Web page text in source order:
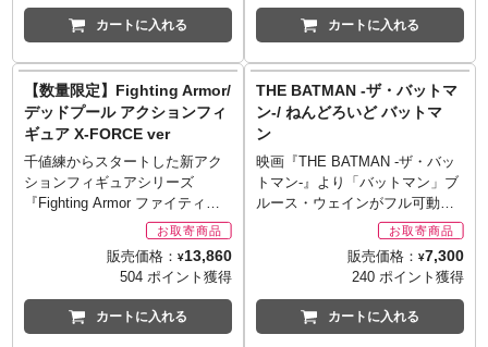
トランスルーセントソード
グリップハンド x 1ペア
リムーバブルウィング x 2
トップレスチェストパーツ x 1
※セット内容以外は付属しませ
ん。
Copyright © 2024 Hellwitch,
LLC.
※メーカー在庫品切れの場合、
商品をご用意出来ない場合もご
まさかのディズニーの人気キャ
ラクターたち！キャラクターの
ジそのままに、斬新なロボット
ライクへと昇華させた好デザイ
ン！その感触はまさにプレミア
ムで、ダイキャスト合金の贅沢
な重みと高級な質感がたまりま
せん。安定感抜群のラチェット
関節、バリエーション豊かな表
情、アクセサリーを使ったポー
ズ決めなど、しっかり「アクシ
ョンフィギュア」としての楽し
みも。LEDによるライトアップ
もあり、光の演出でシーンにア
クセント！
カートに入れる
まさかのディズニーの人気キャ
ラクターたち！キャラクターの
ジそのままに、斬新なロボット
ライクへと昇華させた好デザイ
ン！その感触はまさにプレミア
ムで、ダイキャスト合金の贅沢
な重みと高級な質感がたまりま
せん。安定感抜群のラチェット
関節、バリエーション豊かな表
情、アクセサリーを使ったポー
ズ決めなど、しっかり「アクシ
ョンフィギュア」としての楽し
みも。LEDによるライトアップ
もあり、光の演出でシーンにア
クセント！
カートに入れる
【数量限定】Fighting Armor/
デッドプール アクションフィ
ギュア X-FORCE ver
千値練からスタートした新アク
ションフィギュアシリーズ
『Fighting Armor ファイティン
グアーマー』。シリーズ特別版
としてラインナップするのは
「俺ちゃん」デッドプールの
「X-FORCE」バージョンです！
トイマニアでもあるデザイナー
大天風光成氏が「デップー」を
販売価格： ¥13,860
504 ポイント獲得
カートに入れる
THE BATMAN -ザ・バットマ
ン-/ ねんどろいど バットマ
ン
映画『THE BATMAN -ザ・バッ
トマン-』より「バットマン」ブ
ルース・ウェインがフル可動仕
様のねんどろいどになって登場
です！交換用表情パーツは「通
常顔」、「怒り顔」に加え、マ
スクと組み合わせられる「白目
パーツ」をご用意。オプション
パーツは、「リドラーからの手
販売価格： ¥7,300
240 ポイント獲得
カートに入れる